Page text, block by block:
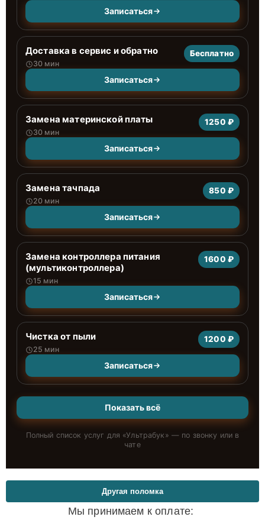
Записаться
Доставка в сервис и обратно
30 мин
Бесплатно
Записаться
Замена материнской платы
30 мин
1250 ₽
Записаться
Замена тачпада
20 мин
850 ₽
Записаться
Замена контроллера питания
(мультиконтроллера)
15 мин
1600 ₽
Записаться
Чистка от пыли
25 мин
1200 ₽
Записаться
Показать всё
Полный список услуг для «Ультрабук » — по звонку или в
чате
Мы принимаем к оплате:
Другая поломка